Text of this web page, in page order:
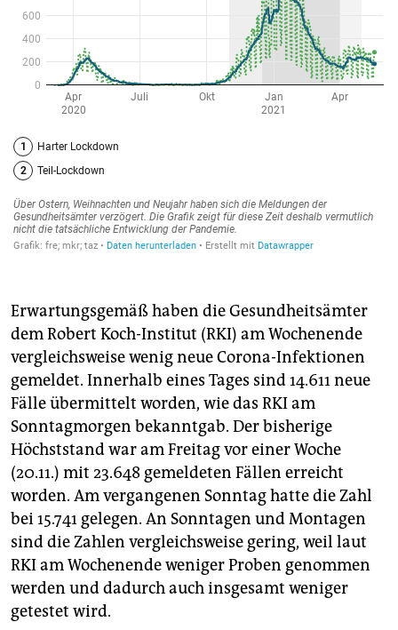
Erwartungsgemäß haben die Gesundheitsämter
dem Robert Koch-Institut (RKI) am Wochenende
vergleichsweise wenig neue Corona-Infektionen
gemeldet. Innerhalb eines Tages sind 14.611 neue
Fälle übermittelt worden, wie das RKI am
Sonntagmorgen bekanntgab. Der bisherige
Höchststand war am Freitag vor einer Woche
(20.11.) mit 23.648 gemeldeten Fällen erreicht
worden. Am vergangenen Sonntag hatte die Zahl
bei 15.741 gelegen. An Sonntagen und Montagen
sind die Zahlen vergleichsweise gering, weil laut
RKI am Wochenende weniger Proben genommen
werden und dadurch auch insgesamt weniger
getestet wird.